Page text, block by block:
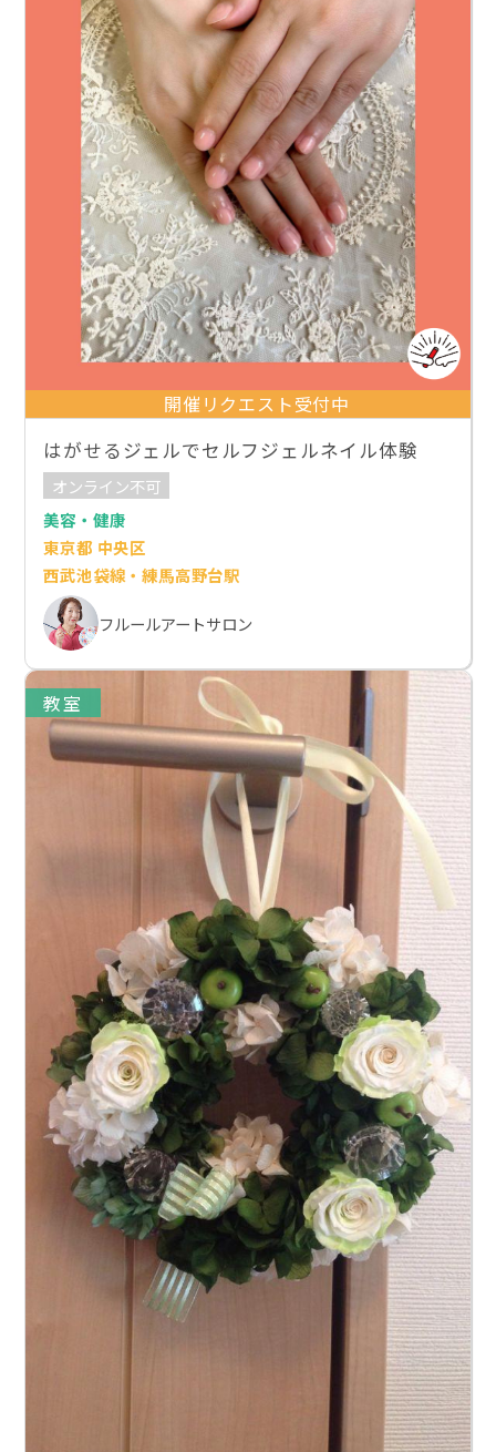
開催リクエスト受付中
はがせるジェルでセルフジェルネイル体験
オンライン不可
美容・健康
東京都 中央区
西武池袋線・練馬高野台駅
フルールアートサロン
教室